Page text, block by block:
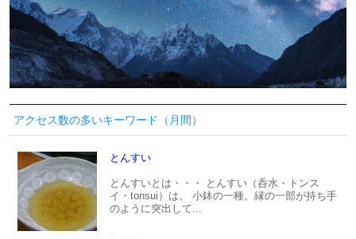
アクセス数の多いキーワード（月間）
とんすい
とんすいとは・・・ とんすい（呑水・トンス
イ・tonsui）は、 小鉢の一種。縁の一部が持ち手
のように突出して...